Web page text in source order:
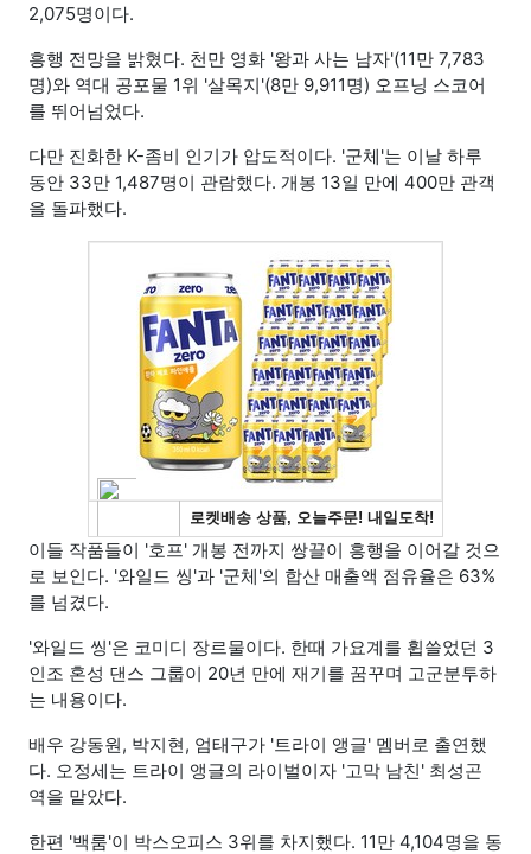
2,075명이다.
흥행 전망을 밝혔다. 천만 영화 '왕과 사는 남자'(11만 7,783
명)와 역대 공포물 1위 '살목지'(8만 9,911명) 오프닝 스코어
를 뛰어넘었다.
다만 진화한 K-좀비 인기가 압도적이다. '군체'는 이날 하루
동안 33만 1,487명이 관람했다. 개봉 13일 만에 400만 관객
을 돌파했다.
이들 작품들이 '호프' 개봉 전까지 쌍끌이 흥행을 이어갈 것으
로 보인다. '와일드 씽'과 '군체'의 합산 매출액 점유율은 63%
를 넘겼다.
'와일드 씽'은 코미디 장르물이다. 한때 가요계를 휩쓸었던 3
인조 혼성 댄스 그룹이 20년 만에 재기를 꿈꾸며 고군분투하
는 내용이다.
배우 강동원, 박지현, 엄태구가 '트라이 앵글' 멤버로 출연했
다. 오정세는 트라이 앵글의 라이벌이자 '고막 남친' 최성곤
역을 맡았다.
한편 '백룸'이 박스오피스 3위를 차지했다. 11만 4,104명을 동